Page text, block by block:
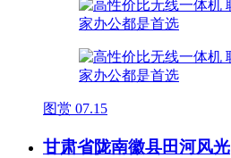
图赏 07.15
甘肃省陇南徽县田河风光